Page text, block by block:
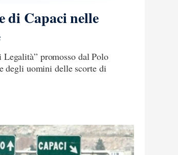
di Capaci nelle
promosso dal Polo
degli uomini delle scorte di